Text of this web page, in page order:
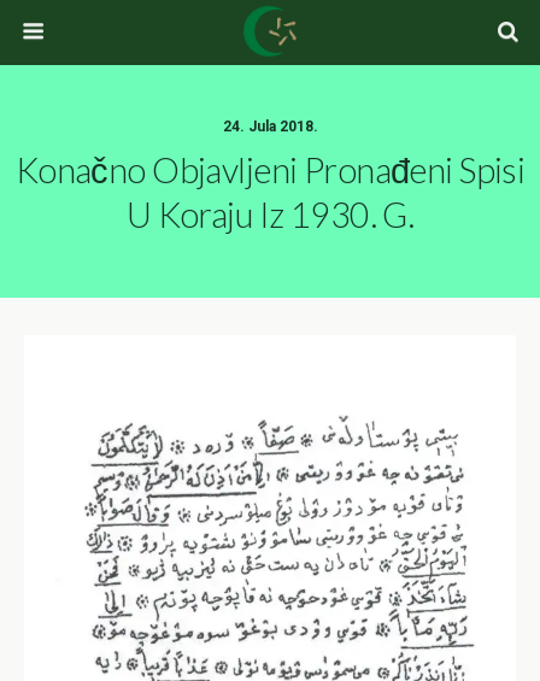
24. Jula 2018.
Konačno Objavljeni Pronađeni Spisi
U Koraju Iz 1930. G.